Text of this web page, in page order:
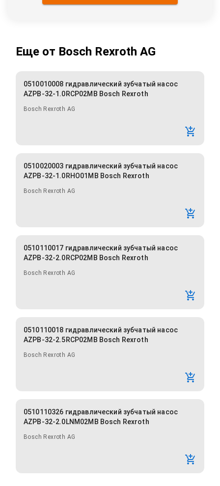
Еще от Bosch Rexroth AG
0510010008 гидравлический зубчатый насос
AZPB-32-1.0RCP02MB Bosch Rexroth
Bosch Rexroth AG
0510020003 гидравлический зубчатый насос
AZPB-32-1.0RHO01MB Bosch Rexroth
Bosch Rexroth AG
0510110017 гидравлический зубчатый насос
AZPB-32-2.0RCP02MB Bosch Rexroth
Bosch Rexroth AG
0510110018 гидравлический зубчатый насос
AZPB-32-2.5RCP02MB Bosch Rexroth
Bosch Rexroth AG
0510110326 гидравлический зубчатый насос
AZPB-32-2.0LNM02MB Bosch Rexroth
Bosch Rexroth AG